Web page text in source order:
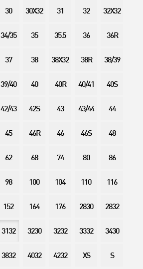
30 30X32 31 32 32X32
34/35 35 35.5 36 36R
37 38 38X32 38R 38/39
39/40 40 40R 40/41 40S
42/43 42S 43 43/44 44
45 46R 46 46S 48
62 68 74 80 86
98 100 104 110 116
152 164 176 2830 2832
3132 3230 3232 3332 3430
3832 4032 4232 XS S